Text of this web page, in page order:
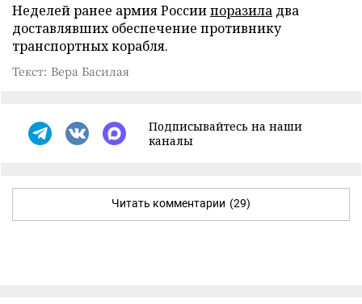
Неделей ранее армия Россиипоразила два
доставлявших обеспечение противнику
транспортных корабля.
Текст: Вера Басилая
Подписывайтесь на наши
каналы
Читать комментарии (29)